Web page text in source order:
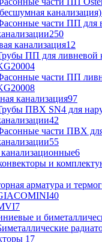
канализация)
части ПП для
250
канализация12
ПП для ливневой
4
части ПП
8
канализация97
ПВХ SN4 для
42
части ПВХ
55
6
и
арматура и
40
7
и
17